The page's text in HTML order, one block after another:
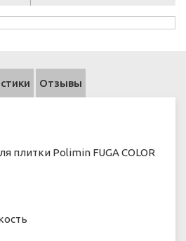
Отзывы
плитки Polimin FUGA COLOR